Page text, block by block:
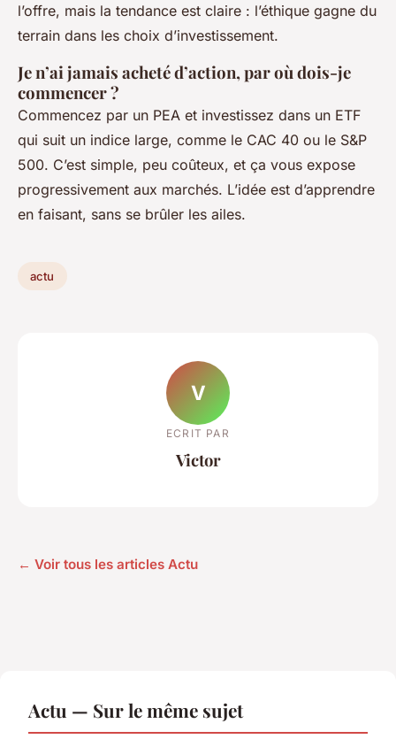
l’offre, mais la tendance est claire : l’éthique gagne du
terrain dans les choix d’investissement.
Je n’ai jamais acheté d’action, par où dois-je
commencer ?
Commencez par un PEA et investissez dans un ETF
qui suit un indice large, comme le CAC 40 ou le S&P
500. C’est simple, peu coûteux, et ça vous expose
progressivement aux marchés. L’idée est d’apprendre
en faisant, sans se brûler les ailes.
actu
V
ECRIT PAR
Victor
← Voir tous les articles Actu
Actu — Sur le même sujet